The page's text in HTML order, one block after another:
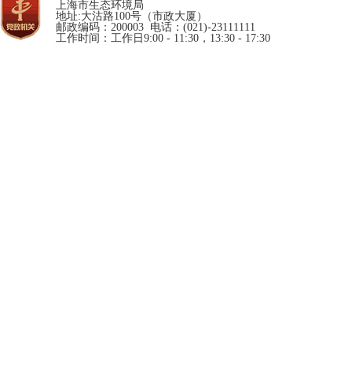
上海市生态环境局
地址:大沽路100号（市政大厦）
邮政编码：200003 电话：(021)-23111111
工作时间：工作日9:00 - 11:30，13:30 - 17:30